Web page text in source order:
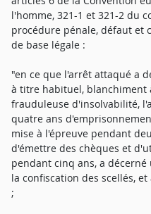
l'homme, 321-1 et 321-2 du
procédure pénale, défaut et
de base légale :
"en ce que l'arrêt attaqué a
à titre habituel, blanchiment
frauduleuse d'insolvabilité,
quatre ans
mise à l'épreuve pendant
d'émettre des chèques et
pendant cinq ans, a
la confiscation des scellés,
;